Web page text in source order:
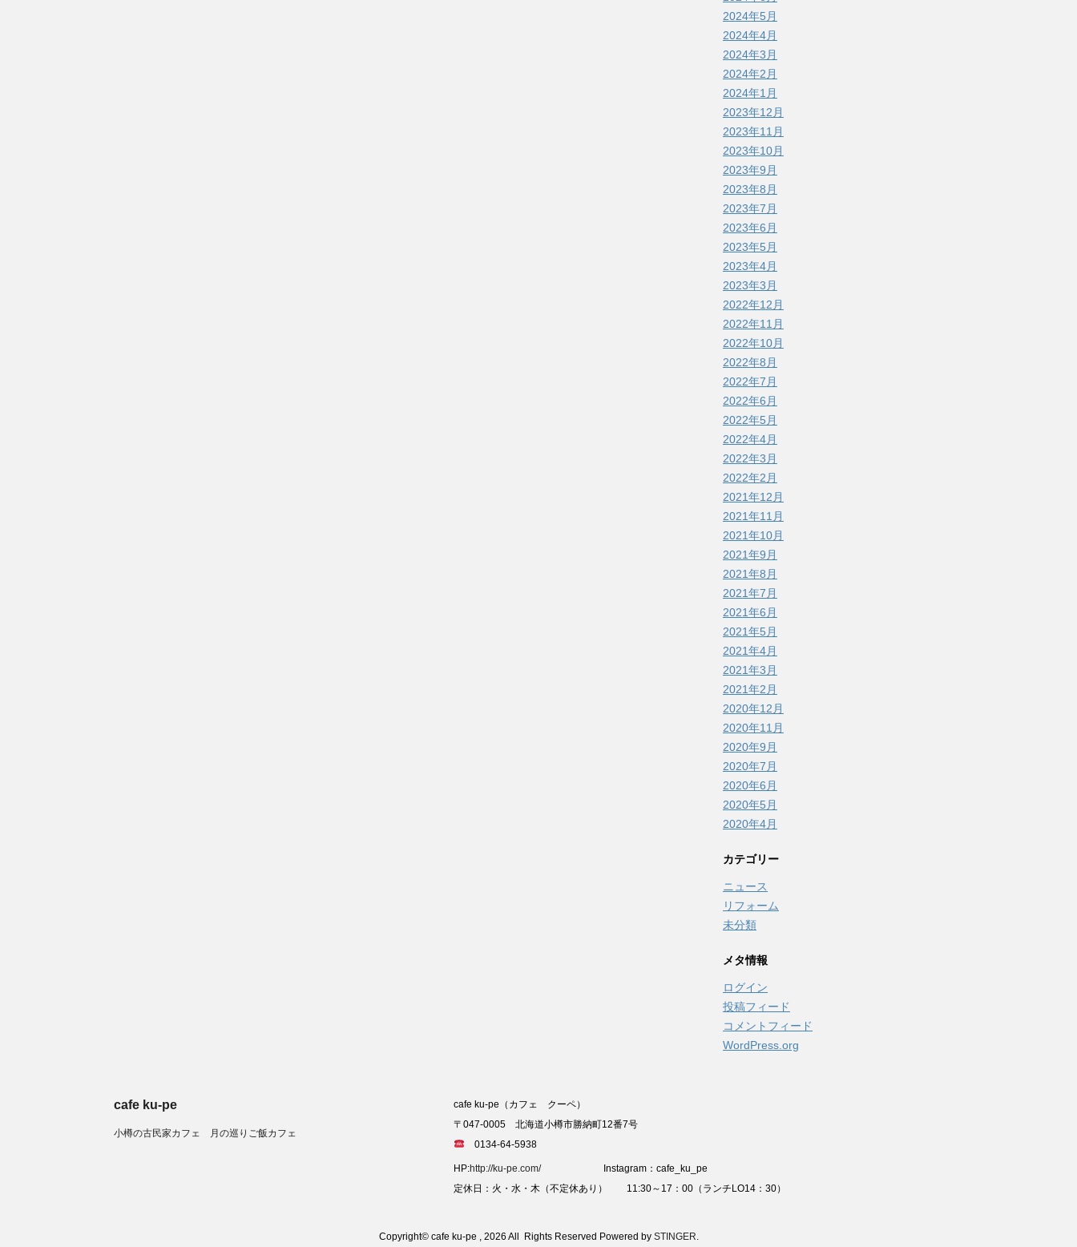
2024年5月
2024年4月
2024年3月
2024年2月
2024年1月
2023年12月
2023年11月
2023年10月
2023年9月
2023年8月
2023年7月
2023年6月
2023年5月
2023年4月
2023年3月
2022年12月
2022年11月
2022年10月
2022年8月
2022年7月
2022年6月
2022年5月
2022年4月
2022年3月
2022年2月
2021年12月
2021年11月
2021年10月
2021年9月
2021年8月
2021年7月
2021年6月
2021年5月
2021年4月
2021年3月
2021年2月
2020年12月
2020年11月
2020年9月
2020年7月
2020年6月
2020年5月
2020年4月
カテゴリー
ニュース
リフォーム
未分類
メタ情報
ログイン
投稿フィード
コメントフィード
WordPress.org
cafe ku-pe（カフェ クーペ）
〒047-0005 北海道小樽市勝納町12番7号
0134-64-5938
HP:http://ku-pe.com/
Instagram：cafe_ku_pe
定休日：火・水・木（不定休あり） 11:30～17：00（ランチLO14：30）
cafe ku-pe
小樽の古民家カフェ 月の巡りご飯カフェ
Copyright© cafe ku-pe , 2026 All Rights Reserved Powered by STINGER.